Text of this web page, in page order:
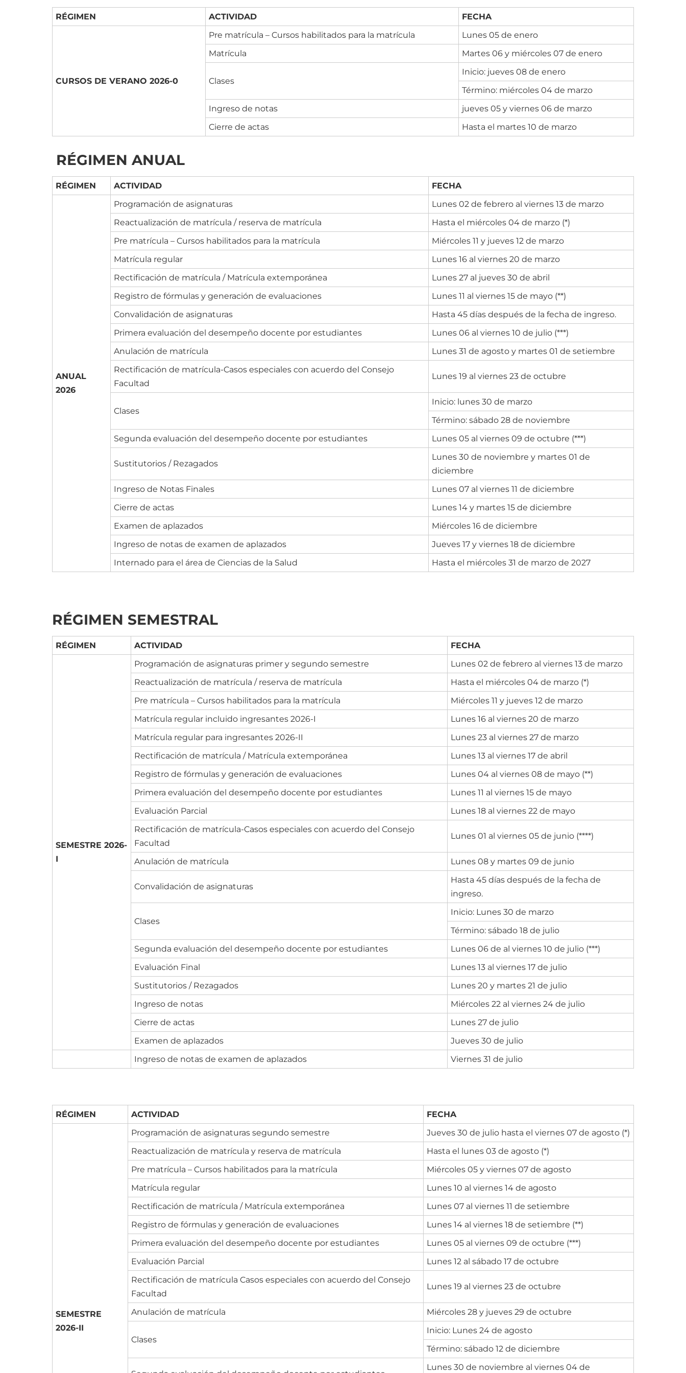
RÉGIMEN ACTIVIDAD FECHA
CURSOS DE VERANO 2026-0
Pre matrícula – Cursos habilitados para la matrícula
Lunes 05 de enero
Matrícula
Martes 06 y miércoles 07 de enero
Clases
Inicio: jueves 08 de enero
Término: miércoles 04 de marzo
Ingreso de notas
jueves 05 y viernes 06 de marzo
Cierre de actas
Hasta el martes 10 de marzo
RÉGIMEN ANUAL
RÉGIMEN ACTIVIDAD FECHA
ANUAL
2026
Programación de asignaturas
Lunes 02 de febrero al viernes 13 de marzo
Reactualización de matrícula / reserva de matrícula
Hasta el miércoles 04 de marzo (*)
Pre matrícula – Cursos habilitados para la matrícula
Miércoles 11 y jueves 12 de marzo
Matrícula regular
Lunes 16 al viernes 20 de marzo
Rectificación de matrícula / Matrícula extemporánea
Lunes 27 al jueves 30 de abril
Registro de fórmulas y generación de evaluaciones
Lunes 11 al viernes 15 de mayo (**)
Convalidación de asignaturas
Hasta 45 días después de la fecha de ingreso.
Primera evaluación del desempeño docente por estudiantes
Lunes 06 al viernes 10 de julio (***)
Anulación de matrícula
Lunes 31 de agosto y martes 01 de setiembre
Rectificación de matrícula-Casos especiales con acuerdo del Consejo
Facultad
Lunes 19 al viernes 23 de octubre
Clases
Inicio: lunes 30 de marzo
Término: sábado 28 de noviembre
Segunda evaluación del desempeño docente por estudiantes
Lunes 05 al viernes 09 de octubre (***)
Sustitutorios / Rezagados
Lunes 30 de noviembre y martes 01 de
diciembre
Ingreso de Notas Finales
Lunes 07 al viernes 11 de diciembre
Cierre de actas
Lunes 14 y martes 15 de diciembre
Examen de aplazados
Miércoles 16 de diciembre
Ingreso de notas de examen de aplazados
Jueves 17 y viernes 18 de diciembre
Internado para el área de Ciencias de la Salud
Hasta el miércoles 31 de marzo de 2027
RÉGIMEN SEMESTRAL
RÉGIMEN ACTIVIDAD FECHA
SEMESTRE 2026-
I
Programación de asignaturas primer y segundo semestre
Lunes 02 de febrero al viernes 13 de marzo
Reactualización de matrícula / reserva de matrícula
Hasta el miércoles 04 de marzo (*)
Pre matrícula – Cursos habilitados para la matrícula
Miércoles 11 y jueves 12 de marzo
Matrícula regular incluido ingresantes 2026-I
Lunes 16 al viernes 20 de marzo
Matrícula regular para ingresantes 2026-II
Lunes 23 al viernes 27 de marzo
Rectificación de matrícula / Matrícula extemporánea
Lunes 13 al viernes 17 de abril
Registro de fórmulas y generación de evaluaciones
Lunes 04 al viernes 08 de mayo (**)
Primera evaluación del desempeño docente por estudiantes
Lunes 11 al viernes 15 de mayo
Evaluación Parcial
Lunes 18 al viernes 22 de mayo
Rectificación de matrícula-Casos especiales con acuerdo del Consejo
Facultad
Lunes 01 al viernes 05 de junio (****)
Anulación de matrícula Lunes 08 y martes 09 de junio
Convalidación de asignaturas
Hasta 45 días después de la fecha de
ingreso.
Clases
Inicio: Lunes 30 de marzo
Término: sábado 18 de julio
Segunda evaluación del desempeño docente por estudiantes
Lunes 06 de al viernes 10 de julio (***)
Evaluación Final
Lunes 13 al viernes 17 de julio
Sustitutorios / Rezagados
Lunes 20 y martes 21 de julio
Ingreso de notas
Miércoles 22 al viernes 24 de julio
Cierre de actas
Lunes 27 de julio
Examen de aplazados
Jueves 30 de julio
Ingreso de notas de examen de aplazados
Viernes 31 de julio
RÉGIMEN ACTIVIDAD FECHA
SEMESTRE
2026-II
Programación de asignaturas segundo semestre
Jueves 30 de julio hasta el viernes 07 de agosto (*)
Reactualización de matrícula y reserva de matrícula
Hasta el lunes 03 de agosto (*)
Pre matrícula – Cursos habilitados para la matrícula
Miércoles 05 y viernes 07 de agosto
Matrícula regular
Lunes 10 al viernes 14 de agosto
Rectificación de matrícula / Matrícula extemporánea
Lunes 07 al viernes 11 de setiembre
Registro de fórmulas y generación de evaluaciones
Lunes 14 al viernes 18 de setiembre (**)
Primera evaluación del desempeño docente por estudiantes
Lunes 05 al viernes 09 de octubre (***)
Evaluación Parcial
Lunes 12 al sábado 17 de octubre
Rectificación de matrícula Casos especiales con acuerdo del Consejo
Facultad
Lunes 19 al viernes 23 de octubre
Anulación de matrícula Miércoles 28 y jueves 29 de octubre
Clases
Inicio: Lunes 24 de agosto
Término: sábado 12 de diciembre
Lunes 30 de noviembre al viernes 04 de